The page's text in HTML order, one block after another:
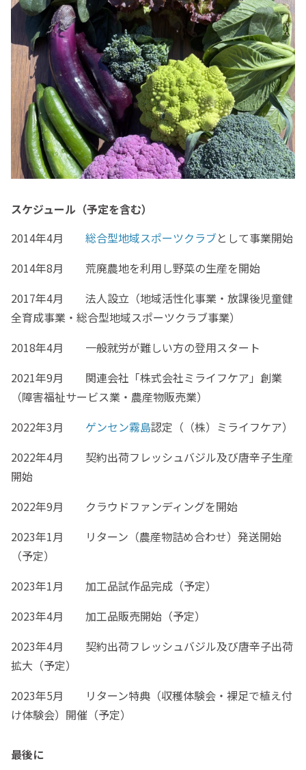
スケジュール（予定を含む）
2014年4月 総合型地域スポーツクラブとして事業開始
2014年8月 荒廃農地を利用し野菜の生産を開始
2017年4月 法人設立（地域活性化事業・放課後児童健
全育成事業・総合型地域スポーツクラブ事業）
2018年4月 一般就労が難しい方の登用スタート
2021年9月 関連会社「株式会社ミライフケア」創業
（障害福祉サービス業・農産物販売業）
2022年3月 ゲンセン霧島認定（（株）ミライフケア）
2022年4月 契約出荷フレッシュバジル及び唐辛子生産
開始
2022年9月 クラウドファンディングを開始
2023年1月 リターン（農産物詰め合わせ）発送開始
（予定）
2023年1月 加工品試作品完成（予定）
2023年4月 加工品販売開始（予定）
2023年4月 契約出荷フレッシュバジル及び唐辛子出荷
拡大（予定）
2023年5月 リターン特典（収穫体験会・裸足で植え付
け体験会）開催（予定）
最後に